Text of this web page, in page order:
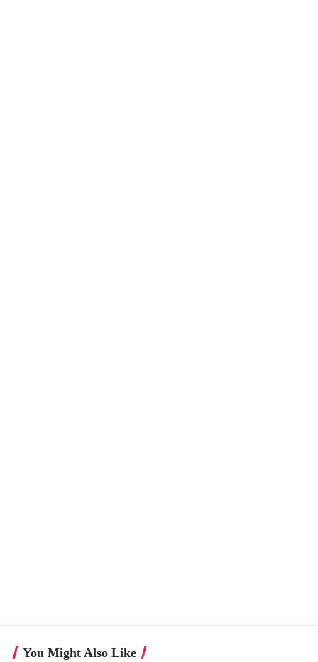
You Might Also Like